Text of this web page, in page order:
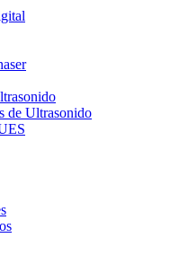
de Ultrasonido